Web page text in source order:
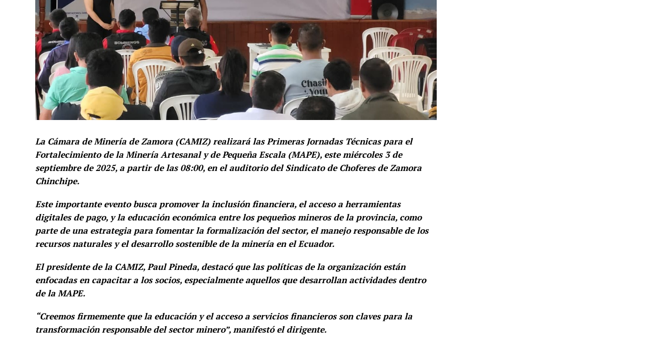
La Cámara de Minería de Zamora (CAMIZ) realizará las Primeras Jornadas Técnicas para el
Fortalecimiento de la Minería Artesanal y de Pequeña Escala (MAPE), este miércoles 3 de
septiembre de 2025, a partir de las 08:00, en el auditorio del Sindicato de Choferes de Zamora
Chinchipe.
Este importante evento busca promover la inclusión financiera, el acceso a herramientas
digitales de pago, y la educación económica entre los pequeños mineros de la provincia, como
parte de una estrategia para fomentar la formalización del sector, el manejo responsable de los
recursos naturales y el desarrollo sostenible de la minería en el Ecuador.
El presidente de la CAMIZ, Paul Pineda, destacó que las políticas de la organización están
enfocadas en capacitar a los socios, especialmente aquellos que desarrollan actividades dentro
de la MAPE.
“Creemos firmemente que la educación y el acceso a servicios financieros son claves para la
transformación responsable del sector minero”, manifestó el dirigente.